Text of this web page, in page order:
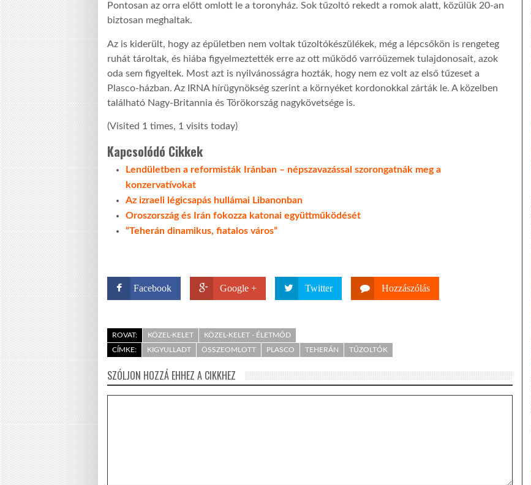
Pontosan az orra előtt omlott le a toronyház. Sok tűzoltó rekedt a romok alatt, közülük 20-an
biztosan meghaltak.
Az is kiderült, hogy az épületben nem voltak tűzoltókészülékek, még a lépcsőkön is rengeteg
ruhát tároltak, és hiába figyelmeztették erre az ott működő varróüzemek tulajdonosait, azok
oda sem figyeltek. Most azt is nyilvánosságra hozták, hogy nem ez volt az első tűzeset a
Plasco-házban. Az IRNA hírügynökség szerint a környéket kordonokkal zárták le. A közelben
található Nagy-Britannia és Törökország nagykövetsége is.
(Visited 1 times, 1 visits today)
Kapcsolódó Cikkek
Lendületben a reformisták Iránban – népszavazással szorongatnák meg a
konzervatívokat
Az izraeli légicsapás hullámai Libanonban
Oroszország és Irán fokozza katonai együttműködését
“Teherán dinamikus, fiatalos város”
Facebook Google + Twitter Hozzászólás
ROVAT: KÖZEL-KELET
KÖZEL-KELET - ÉLETMÓD
CÍMKE:
KIGYULLADT ÖSSZEOMLOTT PLASCO TEHERÁN TŰZOLTÓK
SZÓLJON HOZZÁ EHHEZ A CIKKHEZ